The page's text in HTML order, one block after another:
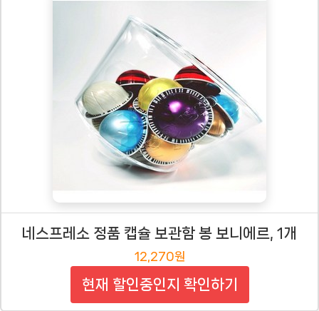
네스프레소 정품 캡슐 보관함 봉 보니에르, 1개
12,270원
현재 할인중인지 확인하기